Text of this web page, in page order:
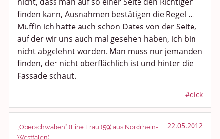
finden kann, Ausnahmen bestätigen die Regel ...
Muffin ich hatte auch schon Dates von der Seite,
auf der wir uns auch mal gesehen haben, ich bin
nicht abgelehnt worden. Man muss nur jemanden
finden, der nicht oberflächlich ist und hinter die
Fassade schaut.
#dick
„Oberschwaben“ (Eine Frau (59) aus Nordrhein-
Westfalen)
22.05.2012